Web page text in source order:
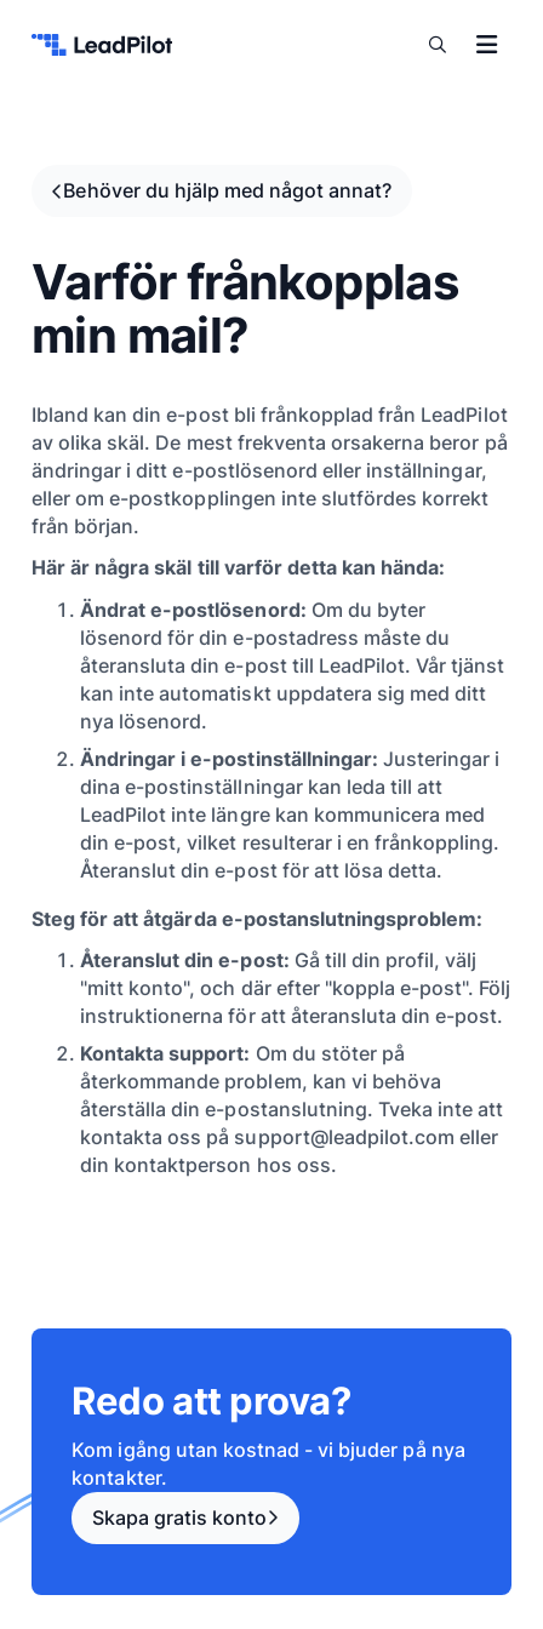
Behöver du hjälp med något annat?
Varför frånkopplas
min mail?
Ibland kan din e-post bli frånkopplad från LeadPilot
av olika skäl. De mest frekventa orsakerna beror på
ändringar i ditt e-postlösenord eller inställningar,
eller om e-postkopplingen inte slutfördes korrekt
från början.
Här är några skäl till varför detta kan hända:
Ändrat e-postlösenord: Om du byter
lösenord för din e-postadress måste du
återansluta din e-post till LeadPilot. Vår tjänst
kan inte automatiskt uppdatera sig med ditt
nya lösenord.
Ändringar i e-postinställningar: Justeringar i
dina e-postinställningar kan leda till att
LeadPilot inte längre kan kommunicera med
din e-post, vilket resulterar i en frånkoppling.
Återanslut din e-post för att lösa detta.
Steg för att åtgärda e-postanslutningsproblem:
Återanslut din e-post: Gå till din profil, välj
"mitt konto", och där efter "koppla e-post". Följ
instruktionerna för att återansluta din e-post.
Kontakta support: Om du stöter på
återkommande problem, kan vi behöva
återställa din e-postanslutning. Tveka inte att
kontakta oss på support@leadpilot.com eller
din kontaktperson hos oss.
Redo att prova?
Kom igång utan kostnad - vi bjuder på nya
kontakter.
Skapa gratis konto